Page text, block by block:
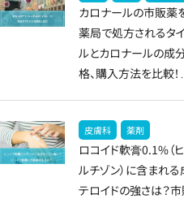
カロナールの市販薬
薬局で処方されるタ
ルとカロナールの成
格、購入方法を比較
皮膚科 薬剤
ロコイド軟膏0.1%（
ルチゾン）に含まれ
テロイドの強さは？